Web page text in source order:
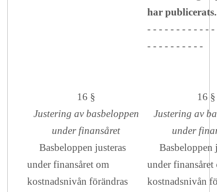
har publicerats.
- - - - - - - - - - -
- - - - - - - - - -
16 §
Justering av basbeloppen
under finansåret
Basbeloppen justeras
under finansåret om
kostnadsnivån förändras
16 §
Justering av
under
Basbeloppen
under finansåret
kostnadsnivån